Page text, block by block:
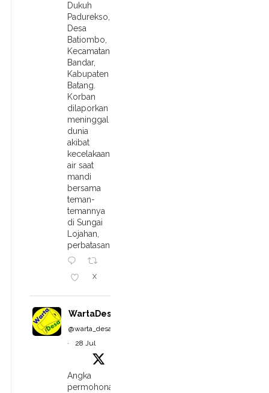
Dukuh
Padurekso,
Desa
Batiombo,
Kecamatan
Bandar,
Kabupaten
Batang.
Korban
dilaporkan
meninggal
dunia
akibat
kecelakaan
air saat
mandi
bersama
teman-
temannya
di Sungai
Lojahan,
perbatasan
X
WartaDesa
@warta_desa
·
28 Jul
Angka
permohonan